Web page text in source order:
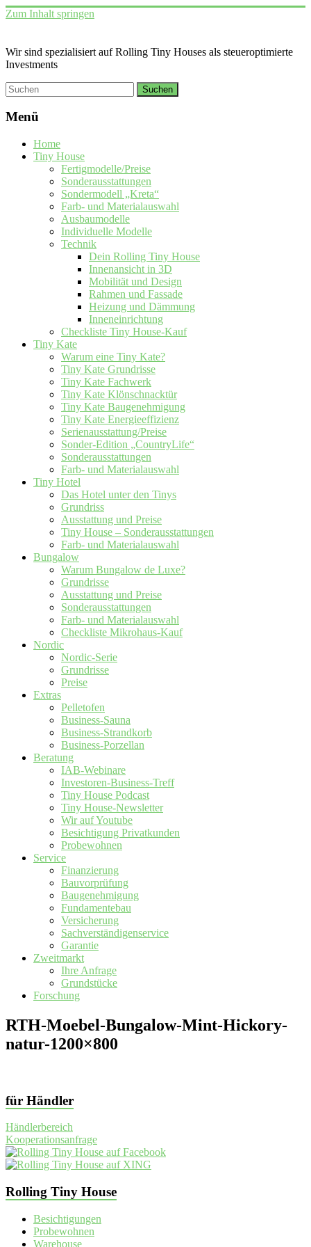
Zum Inhalt springen
Wir sind spezialisiert auf Rolling Tiny Houses als steueroptimierte
Investments
Menü
Home
Tiny House
Fertigmodelle/Preise
Sonderausstattungen
Sondermodell „Kreta“
Farb- und Materialauswahl
Ausbaumodelle
Individuelle Modelle
Technik
Dein Rolling Tiny House
Innenansicht in 3D
Mobilität und Design
Rahmen und Fassade
Heizung und Dämmung
Inneneinrichtung
Checkliste Tiny House-Kauf
Tiny Kate
Warum eine Tiny Kate?
Tiny Kate Grundrisse
Tiny Kate Fachwerk
Tiny Kate Klönschnacktür
Tiny Kate Baugenehmigung
Tiny Kate Energieeffizienz
Serienausstattung/Preise
Sonder-Edition „CountryLife“
Sonderausstattungen
Farb- und Materialauswahl
Tiny Hotel
Das Hotel unter den Tinys
Grundriss
Ausstattung und Preise
Tiny House – Sonderausstattungen
Farb- und Materialauswahl
Bungalow
Warum Bungalow de Luxe?
Grundrisse
Ausstattung und Preise
Sonderausstattungen
Farb- und Materialauswahl
Checkliste Mikrohaus-Kauf
Nordic
Nordic-Serie
Grundrisse
Preise
Extras
Pelletofen
Business-Sauna
Business-Strandkorb
Business-Porzellan
Beratung
IAB-Webinare
Investoren-Business-Treff
Tiny House Podcast
Tiny House-Newsletter
Wir auf Youtube
Besichtigung Privatkunden
Probewohnen
Service
Finanzierung
Bauvorprüfung
Baugenehmigung
Fundamentebau
Versicherung
Sachverständigenservice
Garantie
Zweitmarkt
Ihre Anfrage
Grundstücke
Forschung
RTH-Moebel-Bungalow-Mint-Hickory-
natur-1200×800
für Händler
Händlerbereich
Kooperationsanfrage
Rolling Tiny House
Besichtigungen
Probewohnen
Warehouse